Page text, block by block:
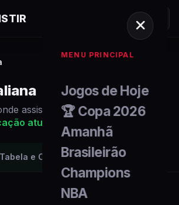
MENU PRINCIPAL
Jogos de Hoje
🏆 Copa 2026
Amanhã
Brasileirão
Champions
NBA
assistir ao vivo. Veja também a
atualizada
Tabela e Classificação